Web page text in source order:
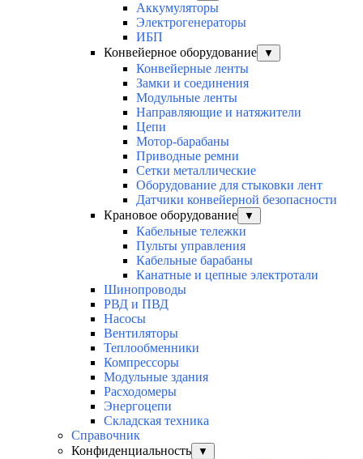
Аккумуляторы
Электрогенераторы
ИБП
Конвейерное оборудование
▼
Конвейерные ленты
Замки и соединения
Модульные ленты
Направляющие и натяжители
Цепи
Мотор-барабаны
Приводные ремни
Сетки металлические
Оборудование для стыковки лент
Датчики конвейерной безопасности
Крановое оборудование
▼
Кабельные тележки
Пульты управления
Кабельные барабаны
Канатные и цепные электротали
Шинопроводы
РВД и ПВД
Насосы
Вентиляторы
Теплообменники
Компрессоры
Модульные здания
Расходомеры
Энергоцепи
Складская техника
Справочник
Конфиденциальность
▼